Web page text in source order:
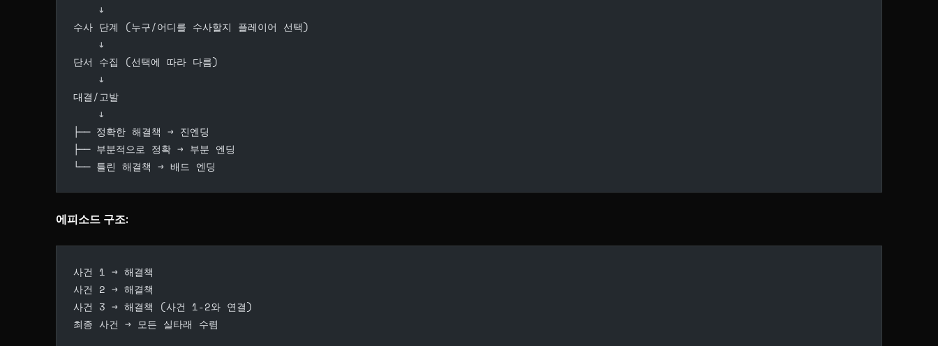
    ↓
수사 단계 (누구/어디를 수사할지 플레이어 선택)
    ↓
단서 수집 (선택에 따라 다름)
    ↓
대결/고발
    ↓
├── 정확한 해결책 → 진엔딩
├── 부분적으로 정확 → 부분 엔딩
└── 틀린 해결책 → 배드 엔딩
에피소드 구조:
사건 1 → 해결책
사건 2 → 해결책
사건 3 → 해결책 (사건 1-2와 연결)
최종 사건 → 모든 실타래 수렴